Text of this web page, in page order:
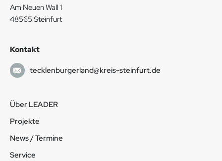
Am Neuen Wall 1
48565 Steinfurt
Kontakt
tecklenburgerland@kreis-steinfurt.de
Über LEADER
Projekte
News / Termine
Service